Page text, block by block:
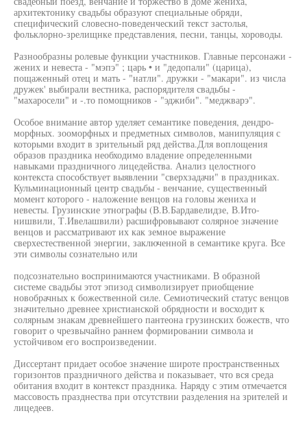
архитектонику свадьбы образуют специальные обряди,
специфический словесно-поведенческий текст застолья,
фольклорно-зрелищнке представления, песни, танцы, хороводы.
Разнообразны ролевые функции участников. Главные персонажи -
жених и невеста - "мэпэ" ; царь • и "дедопали" (царица),
пощаженный отец и мать - "натли". дружки - "макари". из числа
дружек' выбирали вестника, распорядителя свадьбы -
"махаросели" и -.то помощников - "эджиби". "меджварэ".
Особое внимание автор уделяет семантике поведения, дендро-
морфных. зооморфных и предметных символов, манипуляция с
которыми входит в зрительный ряд действа.Для воплощения
образов праздника необходимо владение определенными
навыками праздничного лицедейства. Анализ целостного
контекста способствует выявлении "сверхзадачи" в праздниках.
Кульминационный центр свадьбы - венчание, существенный
момент которого - наложение венцов на головы жениха и
невесты. Грузинские этнографы (В.В.Бардавелидзе, В.Ито-
нишвили, Т.Ивелашвили) расшифровывают солярное значение
венцов и рассматривают их как земное выражение
сверхестественной энергии, заключенной в семантике круга. Все
эти символы сознательно или
подсознательно воспринимаются участниками. В образной
системе свадьбы этот эпизод символизирует приобщение
новобрачных к божественной силе. Семиотический статус венцов
значительно древнее христианской обрядности и восходит к
солярным знакам древнейшего пантеона грузинских божеств, что
говорит о чрезвычайно раннем формировании символа и
устойчивом его воспроизведении.
Диссертант придает особое значение широте пространственных
горизонтов праздничного действа и показывает, что вся среда
обитания входит в контекст праздника. Наряду с этим отмечается
массовость празднества при отсутствии разделения на зрителей и
лицедеев.